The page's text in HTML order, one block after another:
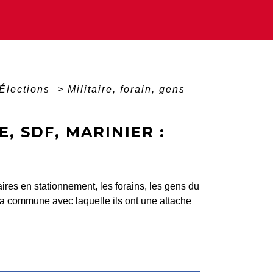
> Militaire, forain, gens
SDF, MARINIER :
en stationnement, les forains, les gens du
commune avec laquelle ils ont une attache